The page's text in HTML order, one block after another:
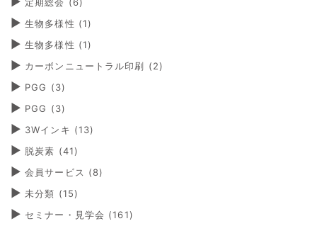
生物多様性 (1)
生物多様性 (1)
カーボンニュートラル印刷 (2)
PGG (3)
PGG (3)
3Wインキ (13)
脱炭素 (41)
会員サービス (8)
未分類 (15)
セミナー・見学会 (161)